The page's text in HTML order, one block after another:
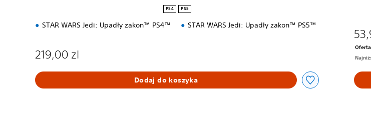
PS4 PS5
STAR WARS Jedi: Upadły zakon™ PS4™ STAR WARS Jedi: Upadły zakon™ PS5™
219,00 zl
Dodaj do koszyka
Oferta